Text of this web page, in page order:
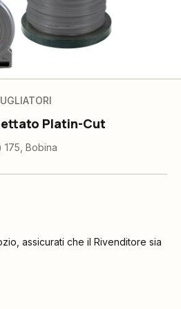
Platin-Cut
Bobina
assicurati che il Rivenditore sia